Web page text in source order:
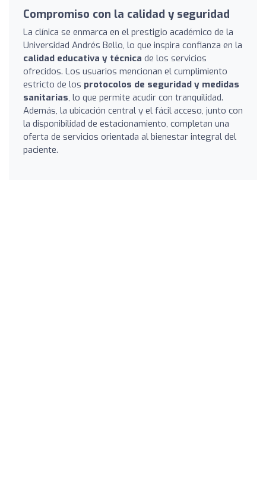
Compromiso con la calidad y seguridad
La clínica se enmarca en el prestigio académico de la
Universidad Andrés Bello, lo que inspira confianza en la
calidad educativa y técnica de los servicios
ofrecidos. Los usuarios mencionan el cumplimiento
estricto de los protocolos de seguridad y medidas
sanitarias, lo que permite acudir con tranquilidad.
Además, la ubicación central y el fácil acceso, junto con
la disponibilidad de estacionamiento, completan una
oferta de servicios orientada al bienestar integral del
paciente.